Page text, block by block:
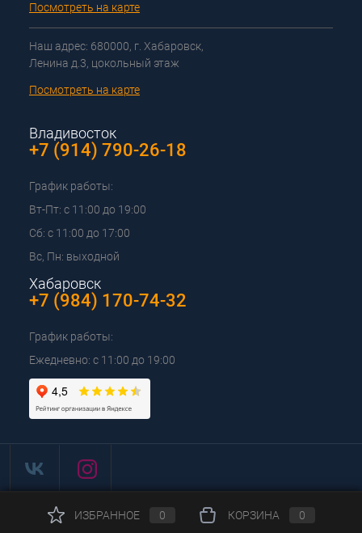
Посмотреть на карте
Наш адрес: 680000, г. Хабаровск,
Ленина д.3, цокольный этаж
Посмотреть на карте
Владивосток
+7 (914) 790-26-18
График работы:
Вт-Пт: с 11:00 до 19:00
Сб: с 11:00 до 17:00
Вс, Пн: выходной
Хабаровск
+7 (984) 170-74-32
График работы:
Ежедневно: с 11:00 до 19:00
ИЗБРАННОЕ 0 КОРЗИНА 0